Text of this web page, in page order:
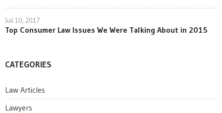
Juli 10, 2017
Top Consumer Law Issues We Were Talking About in 2015
CATEGORIES
Law Articles
Lawyers